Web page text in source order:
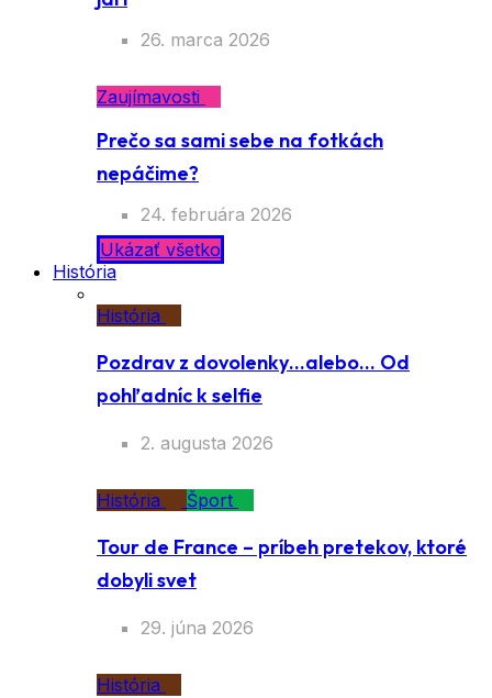
26. marca 2026
Zaujímavosti
Prečo sa sami sebe na fotkách
nepáčime?
24. februára 2026
Ukázať všetko
História
História
Pozdrav z dovolenky…alebo… Od
pohľadníc k selfie
2. augusta 2026
História Šport
Tour de France – príbeh pretekov, ktoré
dobyli svet
29. júna 2026
História